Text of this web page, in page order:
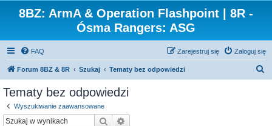
8BZ: ArmA & Operation Flashpoint | 8R -
Ósma Rangers: ASG
FAQ Zaloguj się
Zarejestruj się
Forum 8BZ & 8R Szukaj Tematy bez odpowiedzi
Tematy bez odpowiedzi
Wyszukiwanie zaawansowane
Szukaj